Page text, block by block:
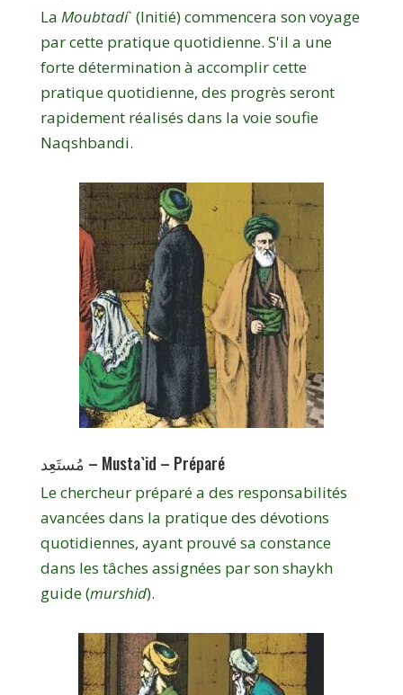
La Moubtadi` (Initié) commencera son voyage
par cette pratique quotidienne. S'il a une
forte détermination à accomplir cette
pratique quotidienne, des progrès seront
rapidement réalisés dans la voie soufie
Naqshbandi.
مُستَعِد – Musta`id – Préparé
Le chercheur préparé a des responsabilités
avancées dans la pratique des dévotions
quotidiennes, ayant prouvé sa constance
dans les tâches assignées par son shaykh
guide (murshid).